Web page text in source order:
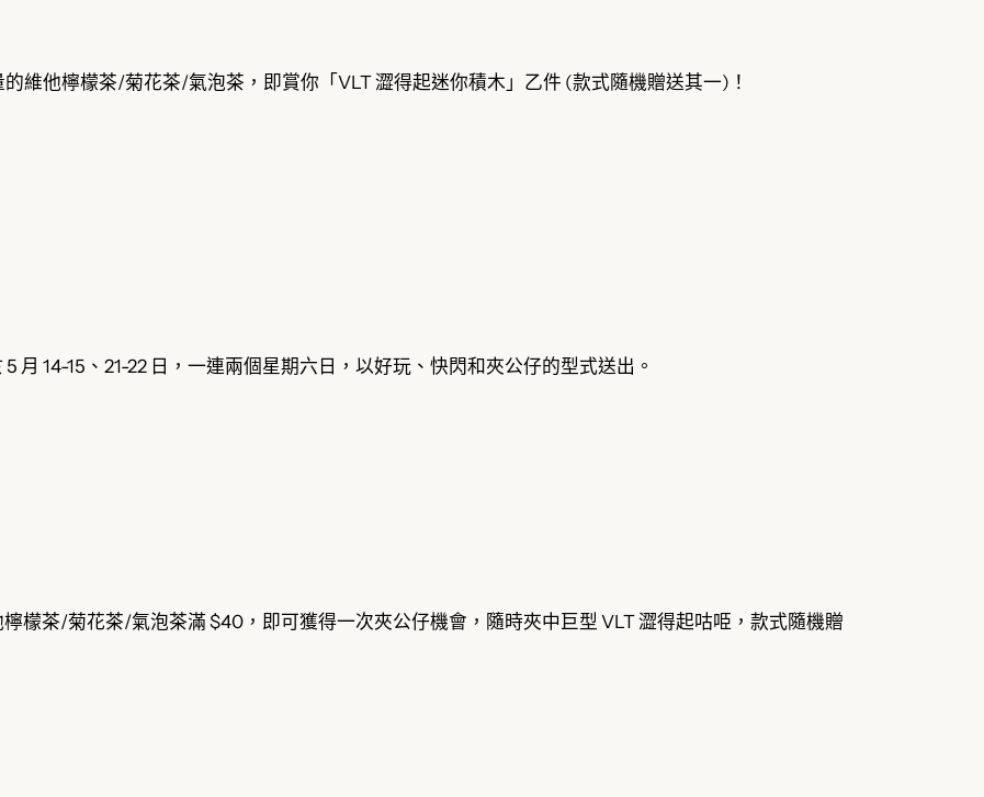
維他檸檬茶/菊花茶/氣泡茶，即賞你「VLT 澀得起迷你積木」乙件 (款式隨機贈送其一)！
月 14-15、21-22 日，一連兩個星期六日，以好玩、快閃和夾公仔的型式送出。
檬茶/菊花茶/氣泡茶滿 $40，即可獲得一次夾公仔機會，隨時夾中巨型 VLT 澀得起咕𠱸，款式隨機贈